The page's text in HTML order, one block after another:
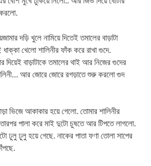
দড়ি খুলে নামিয়ে দিতেই তমালের বাড়াটা
ধাক্কা খেলো শালিনীর ফাঁক করে রাখা গুদে.
বাড়াটাকে তমালের থাই আর নিজের গুদের
আর জোরে জোরে রগড়াতে শুরু করলো গুদ
ভিজে আকাকার হয়ে গেলো. তোমার শালিনীর
পালা করে মাই দুটো চুষতে আর টিপতে লাগলো.
ঢুলু ঢুলু হয়ে গেছে. নাকের পাতা ফণা তোলা সাপের